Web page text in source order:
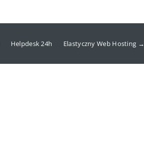
Helpdesk 24h Elastyczny Web Hosting →